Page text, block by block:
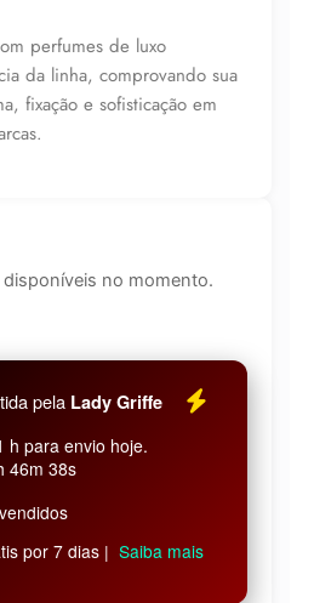
no momento.
pela Lady Griffe
h para envio hoje.
46m 37s
por 7 dias | Saiba mais
perfumes de luxo
da linha, comprovando sua
fixação e sofisticação em